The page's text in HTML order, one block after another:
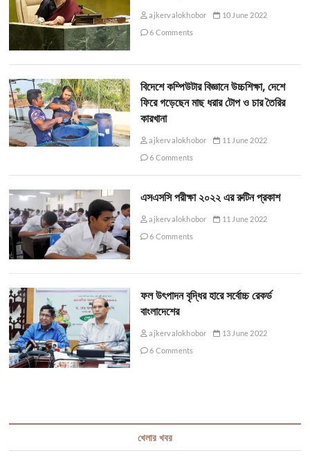
ajkervalokhobor
10 June 2022
6 Comments
বিদেশে কম্পিউটার বিজ্ঞানে উচ্চশিক্ষা, দেশে
ফিরে গড়েছেন মাছ ধরার টোপ ও চার তৈরির
কারখানা
ajkervalokhobor
11 June 2022
6 Comments
এসএসসি পরীক্ষা ২০২২ এর রুটিন প্রকাশ
ajkervalokhobor
11 June 2022
6 Comments
ফল উৎপাদন বৃদ্ধির হারে সর্বোচ্চ রেকর্ড
বাংলাদেশের
ajkervalokhobor
13 June 2022
6 Comments
খেলার খবর